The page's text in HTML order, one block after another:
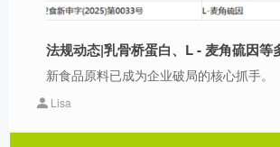
新食品原料已成为企业破局的核心抓手。
Lisa